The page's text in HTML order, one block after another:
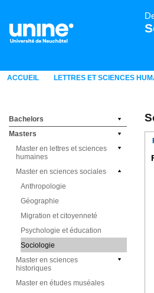
ACCUEIL LETTRES ET SCIENCES
Bachelors
Masters
Master en lettres et sciences
humaines
Master en sciences sociales
Anthropologie
Géographie
Migration et citoyenneté
Psychologie et éducation
Sociologie
Master en sciences
historiques
Master en études muséales